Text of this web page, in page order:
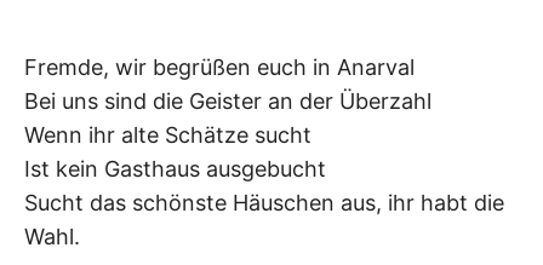
E
–
F
Fremde, wir begrüßen euch in Anarval
Bei uns sind die Geister an der Überzahl
Wenn ihr alte Schätze sucht
Ist kein Gasthaus ausgebucht
Sucht das schönste Häuschen aus, ihr habt die
Wahl.